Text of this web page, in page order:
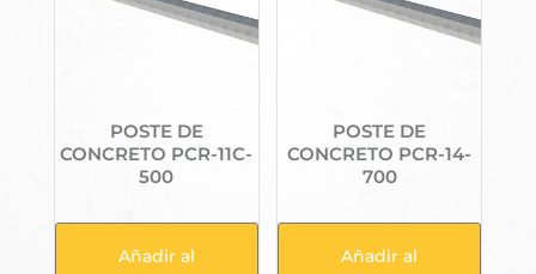
POSTE DE
CONCRETO PCR-11C-
500
Añadir al
POSTE DE
CONCRETO PCR-14-
700
Añadir al